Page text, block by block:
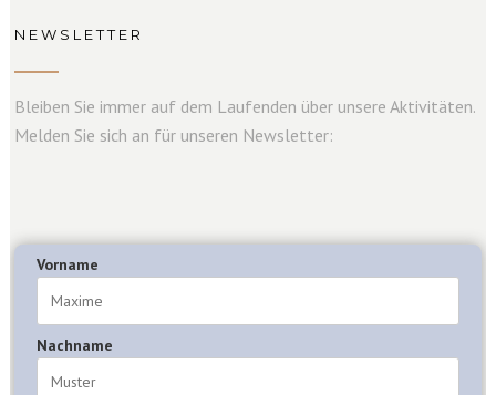
NEWSLETTER
Bleiben Sie immer auf dem Laufenden über unsere Aktivitäten.
Melden Sie sich an für unseren Newsletter:
Vorname
Nachname